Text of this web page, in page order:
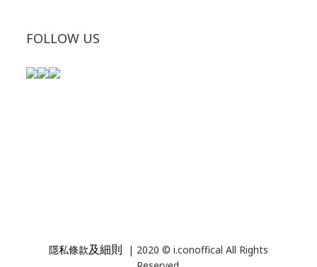
FOLLOW US
隱私條款及細則
| 2020 © i.conoffical All Rights